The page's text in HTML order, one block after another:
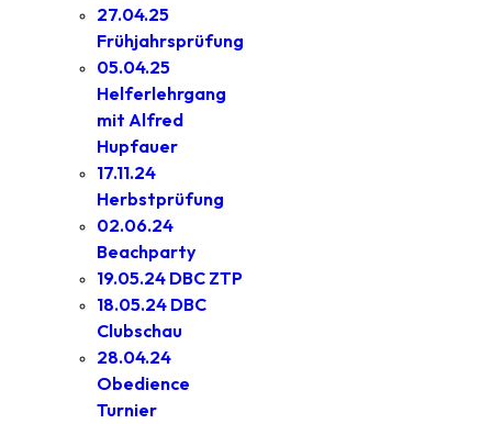
27.04.25
Frühjahrsprüfung
05.04.25
Helferlehrgang
mit Alfred
Hupfauer
17.11.24
Herbstprüfung
02.06.24
Beachparty
19.05.24 DBC ZTP
18.05.24 DBC
Clubschau
28.04.24
Obedience
Turnier